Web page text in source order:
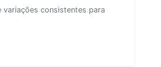
variações consistentes para